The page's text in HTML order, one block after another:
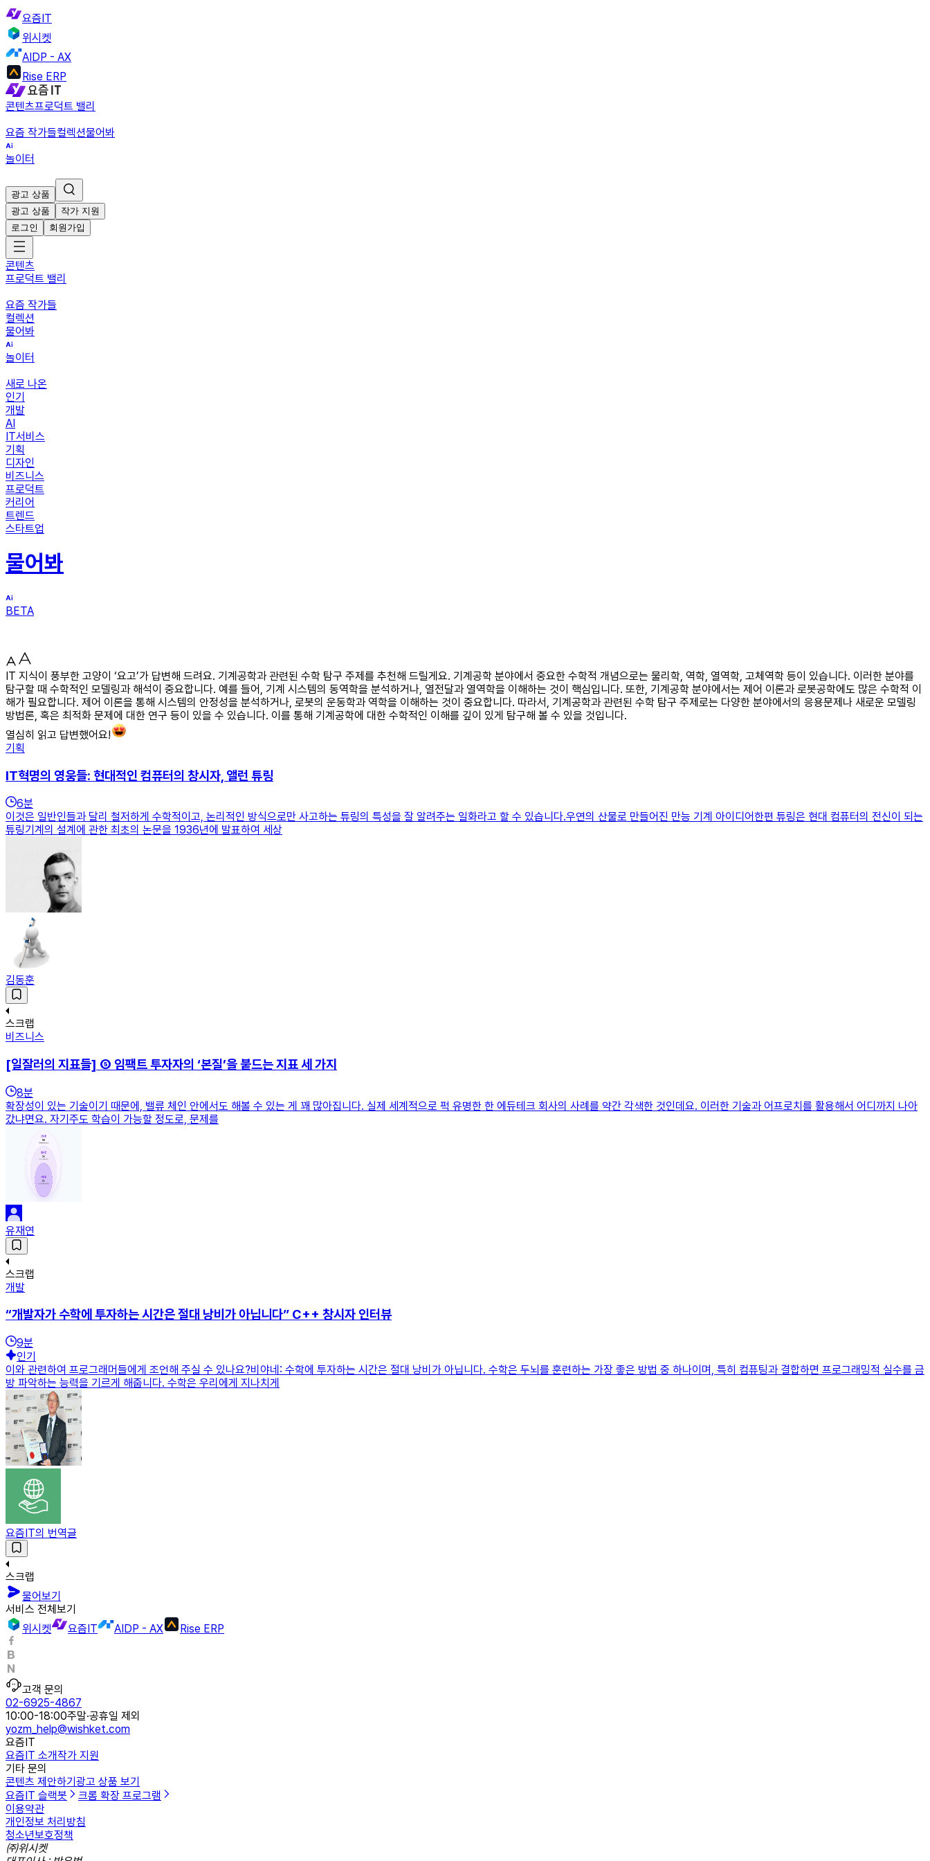
요즘IT
위시켓
AIDP - AX
Rise ERP
콘텐츠프로덕트 밸리
요즘 작가들컬렉션물어봐
놀이터
광고 상품
광고 상품
작가 지원
로그인
회원가입
콘텐츠
프로덕트 밸리
요즘 작가들
컬렉션
물어봐
놀이터
새로 나온
인기
개발
AI
IT서비스
기획
디자인
비즈니스
프로덕트
커리어
트렌드
스타트업
물어봐
BETA
IT 지식이 풍부한 고양이 ‘요고’가 답변해 드려요. 기계공학과 관련된 수학 탐구 주제를 추천해 드릴게요. 기계공학 분야에서 중요한 수학적 개념으로는 물리학, 역학, 열역학, 고체역학 등이 있습니다. 이러한 분야를
탐구할 때 수학적인 모델링과 해석이 중요합니다. 예를 들어, 기계 시스템의 동역학을 분석하거나, 열전달과 열역학을 이해하는 것이 핵심입니다. 또한, 기계공학 분야에서는 제어 이론과 로봇공학에도 많은 수학적 이
해가 필요합니다. 제어 이론을 통해 시스템의 안정성을 분석하거나, 로봇의 운동학과 역학을 이해하는 것이 중요합니다. 따라서, 기계공학과 관련된 수학 탐구 주제로는 다양한 분야에서의 응용문제나 새로운 모델링
방법론, 혹은 최적화 문제에 대한 연구 등이 있을 수 있습니다. 이를 통해 기계공학에 대한 수학적인 이해를 깊이 있게 탐구해 볼 수 있을 것입니다.
열심히 읽고 답변했어요!
기획
IT혁명의 영웅들: 현대적인 컴퓨터의 창시자, 앨런 튜링
6분
이것은 일반인들과 달리 철저하게 수학적이고, 논리적인 방식으로만 사고하는 튜링의 특성을 잘 알려주는 일화라고 할 수 있습니다.우연의 산물로 만들어진 만능 기계 아이디어한편 튜링은 현대 컴퓨터의 전신이 되는
튜링기계의 설계에 관한 최초의 논문을 1936년에 발표하여 세상
김동훈
스크랩
비즈니스
[일잘러의 지표들] ⑤ 임팩트 투자자의 ‘본질’을 붙드는 지표 세 가지
8분
확장성이 있는 기술이기 때문에, 밸류 체인 안에서도 해볼 수 있는 게 꽤 많아집니다. 실제 세계적으로 퍽 유명한 한 에듀테크 회사의 사례를 약간 각색한 것인데요. 이러한 기술과 어프로치를 활용해서 어디까지 나아
갔냐면요. 자기주도 학습이 가능할 정도로, 문제를
유재연
스크랩
개발
“개발자가 수학에 투자하는 시간은 절대 낭비가 아닙니다” C++ 창시자 인터뷰
9분
인기
이와 관련하여 프로그래머들에게 조언해 주실 수 있나요?비야네: 수학에 투자하는 시간은 절대 낭비가 아닙니다. 수학은 두뇌를 훈련하는 가장 좋은 방법 중 하나이며, 특히 컴퓨팅과 결합하면 프로그래밍적 실수를 금
방 파악하는 능력을 기르게 해줍니다. 수학은 우리에게 지나치게
요즘IT의 번역글
스크랩
물어보기
서비스 전체보기
위시켓
요즘IT AIDP - AX Rise ERP
고객 문의
02-6925-4867
10:00-18:00주말·공휴일 제외
yozm_help@wishket.com
요즘IT
요즘IT 소개작가 지원
기타 문의
콘텐츠 제안하기 광고 상품 보기
요즘IT 슬랙봇
크롬 확장 프로그램
이용약관
개인정보 처리방침
청소년보호정책
㈜위시켓